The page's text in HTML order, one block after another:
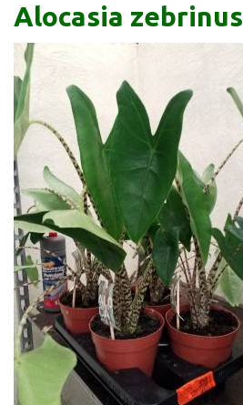
Alocasia zebrinus